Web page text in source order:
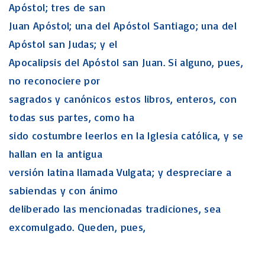
Apóstol; tres de san
Juan Apóstol; una del Apóstol Santiago; una del
Apóstol san Judas; y el
Apocalipsis del Apóstol san Juan. Si alguno, pues,
no reconociere por
sagrados y canónicos estos libros, enteros, con
todas sus partes, como ha
sido costumbre leerlos en la Iglesia católica, y se
hallan en la antigua
versión latina llamada Vulgata; y despreciare a
sabiendas y con ánimo
deliberado las mencionadas tradiciones, sea
excomulgado. Queden, pues,